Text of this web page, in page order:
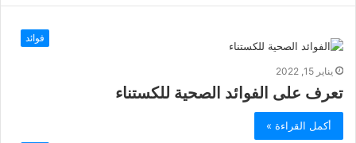
فوائد
يناير 15, 2022
تعرف على الفوائد الصحية للكستناء
أكمل القراءة »